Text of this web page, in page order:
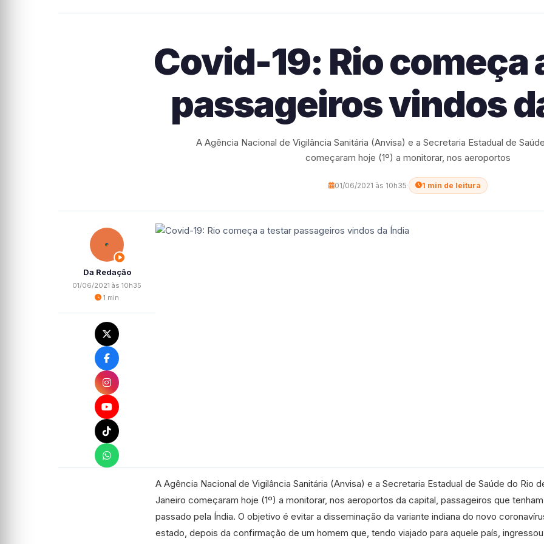
Covid-19: Rio começa
passageiros vindos
A Agência Nacional de Vigilância Sanitária (Anvisa) e a Secretaria Estadual de
começaram hoje (1º) a monitorar, nos aeroportos
01/06/2021 às 10h35· 1 min de leitura
Da Redação
01/06/2021 às 10h35
1 min
A Agência Nacional de Vigilância Sanitária (Anvisa) e a Secretaria Estadual de Saúde do Rio
Janeiro começaram hoje (1º) a monitorar, nos aeroportos da capital, passageiros que tenham
passado pela Índia. O objetivo é evitar a disseminação da variante indiana do novo
estado, depois da confirmação de um homem que, tendo viajado para aquele país,